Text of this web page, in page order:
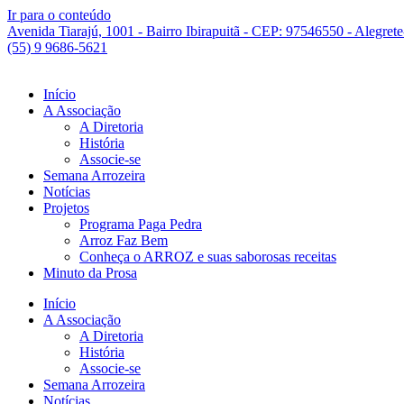
Ir para o conteúdo
Avenida Tiarajú, 1001 - Bairro Ibirapuitã - CEP: 97546550 -
(55) 9 9686-5621
Início
A Associação
A Diretoria
História
Associe-se
Semana Arrozeira
Notícias
Projetos
Programa Paga Pedra
Arroz Faz Bem
Conheça o ARROZ e suas saborosas receitas
Minuto da Prosa
Início
A Associação
A Diretoria
História
Associe-se
Semana Arrozeira
Notícias